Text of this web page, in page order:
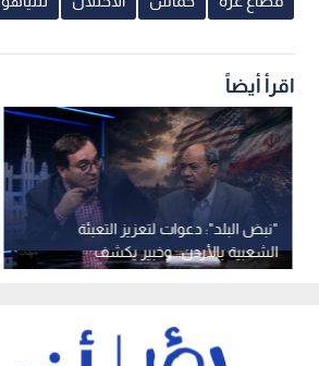
اقرأ أيضاً
"نبض البلد": دعوات لتعزيز التعبئة
الشعبية بالأردن.. وخبير يكشف
تحديات الاتفاق الأمريكي الإيراني